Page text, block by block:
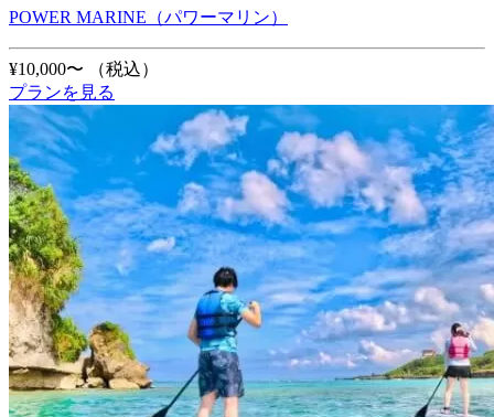
POWER MARINE（パワーマリン）
¥10,000〜
（税込）
プランを見る